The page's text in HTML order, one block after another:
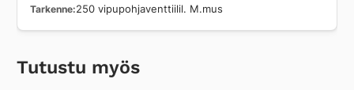
Tarkenne 250 vipupohjaventtiilil. M.mus
Tutustu myös